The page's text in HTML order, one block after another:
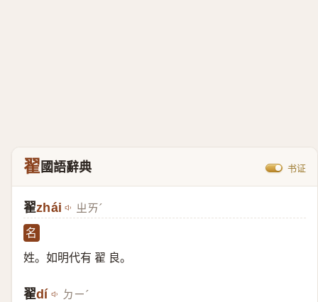
翟國語辭典 书证
翟zhái ㄓㄞˊ
名
姓。如明代有 翟 良。
翟dí ㄉㄧˊ